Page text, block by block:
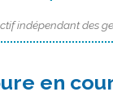
indépendant des
en